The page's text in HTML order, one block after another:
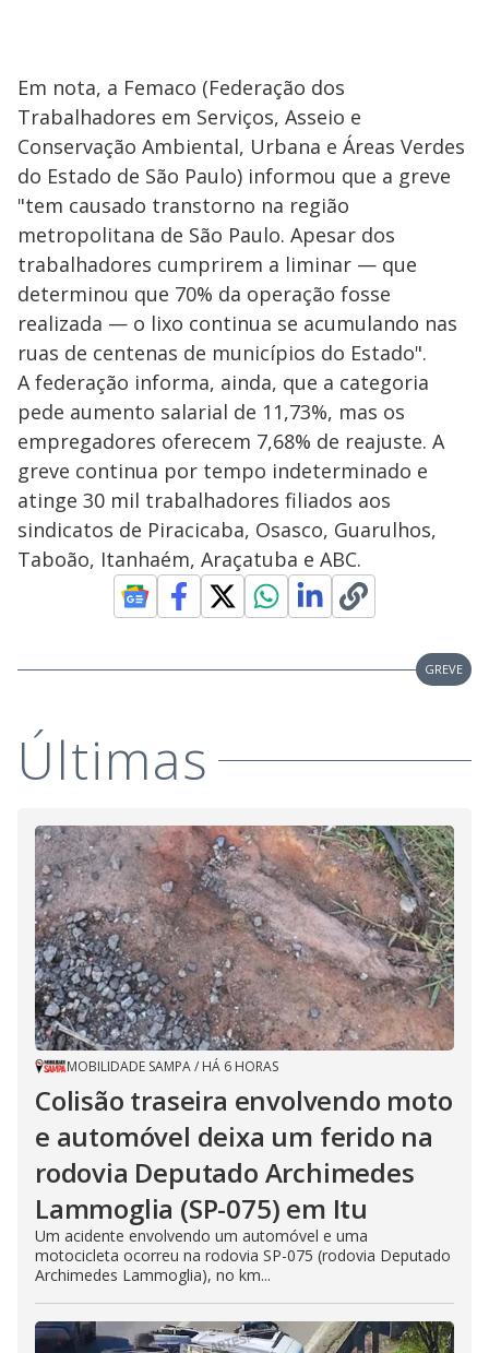
Em nota, a Femaco (Federação dos
Trabalhadores em Serviços, Asseio e
Conservação Ambiental, Urbana e Áreas Verdes
do Estado de São Paulo) informou que a greve
"tem causado transtorno na região
metropolitana de São Paulo. Apesar dos
trabalhadores cumprirem a liminar — que
determinou que 70% da operação fosse
realizada — o lixo continua se acumulando nas
ruas de centenas de municípios do Estado".
A federação informa, ainda, que a categoria
pede aumento salarial de 11,73%, mas os
empregadores oferecem 7,68% de reajuste. A
greve continua por tempo indeterminado e
atinge 30 mil trabalhadores filiados aos
sindicatos de Piracicaba, Osasco, Guarulhos,
Taboão, Itanhaém, Araçatuba e ABC.
GREVE
Últimas
MOBILIDADE SAMPA/ HÁ 6 HORAS
Colisão traseira envolvendo moto
e automóvel deixa um ferido na
rodovia Deputado Archimedes
Lammoglia (SP-075) em Itu
Um acidente envolvendo um automóvel e uma
motocicleta ocorreu na rodovia SP-075 (rodovia Deputado
Archimedes Lammoglia), no km...